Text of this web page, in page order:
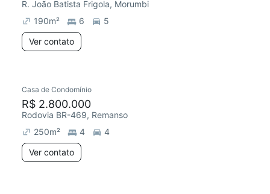
R. João Batista Frigola, Morumbi
190m² 6
5
Ver contato
Casa de Condomínio
R$ 2.800.000
Rodovia BR-469, Remanso
250m² 4
4
Ver contato